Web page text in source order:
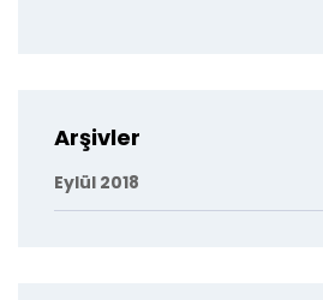
Arşivler
Eylül 2018